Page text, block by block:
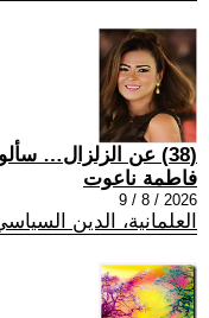
(38) عن الزلزال… سألوني!
فاطمة ناعوت
2026 / 8 / 9
العلمانية، الدين